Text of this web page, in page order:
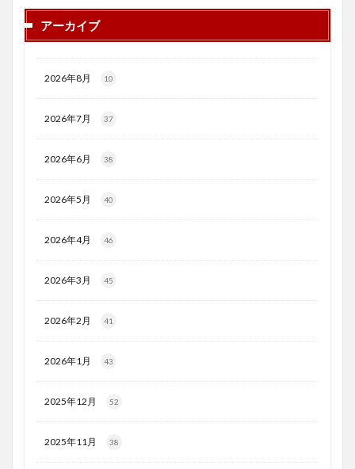
アーカイブ
2026年8月 10
2026年7月 37
2026年6月 38
2026年5月 40
2026年4月 46
2026年3月 45
2026年2月 41
2026年1月 43
2025年12月 52
2025年11月 38